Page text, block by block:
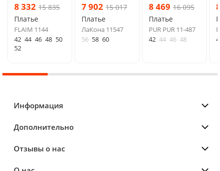
8 332 15 835
Платье
FLAIM 1144
42 44 46 48 50
52
7 902 15 017
Платье
ЛаКона 11547
56 58 60
8 469 16 095
Платье
PUR PUR 11-487
42 44 46 48
Информация
Дополнительно
Отзывы о нас